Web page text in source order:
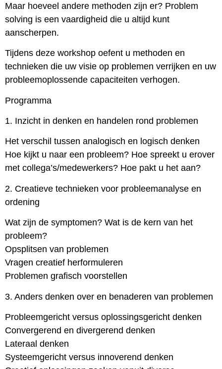
Maar hoeveel andere methoden zijn er? Problem
solving is een vaardigheid die u altijd kunt
aanscherpen.
Tijdens deze workshop oefent u methoden en
technieken die uw visie op problemen verrijken en uw
probleemoplossende capaciteiten verhogen.
Programma
1. Inzicht in denken en handelen rond problemen
Het verschil tussen analogisch en logisch denken
Hoe kijkt u naar een probleem? Hoe spreekt u erover
met collega’s/medewerkers? Hoe pakt u het aan?
2. Creatieve technieken voor probleemanalyse en
ordening
Wat zijn de symptomen? Wat is de kern van het
probleem?
Opsplitsen van problemen
Vragen creatief herformuleren
Problemen grafisch voorstellen
3. Anders denken over en benaderen van problemen
Probleemgericht versus oplossingsgericht denken
Convergerend en divergerend denken
Lateraal denken
Systeemgericht versus innoverend denken